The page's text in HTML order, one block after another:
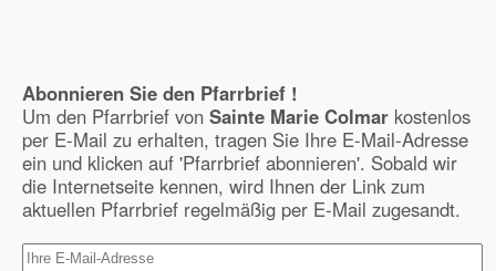
Abonnieren Sie den Pfarrbrief !
Um den Pfarrbrief von Sainte Marie Colmar kostenlos
per E-Mail zu erhalten, tragen Sie Ihre E-Mail-Adresse
ein und klicken auf 'Pfarrbrief abonnieren'. Sobald wir
die Internetseite kennen, wird Ihnen der Link zum
aktuellen Pfarrbrief regelmäßig per E-Mail zugesandt.